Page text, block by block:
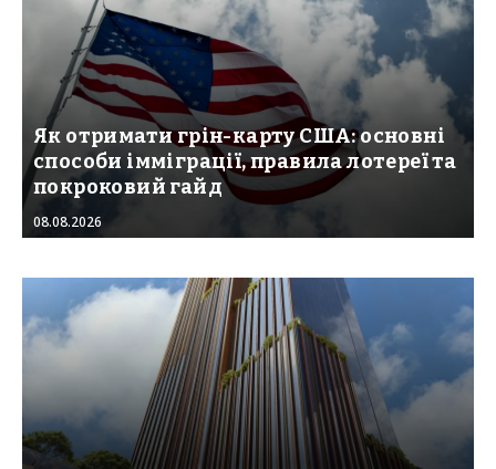
Як отримати грін-карту США: основні
способи імміграції, правила лотереї та
покроковий гайд
08.08.2026